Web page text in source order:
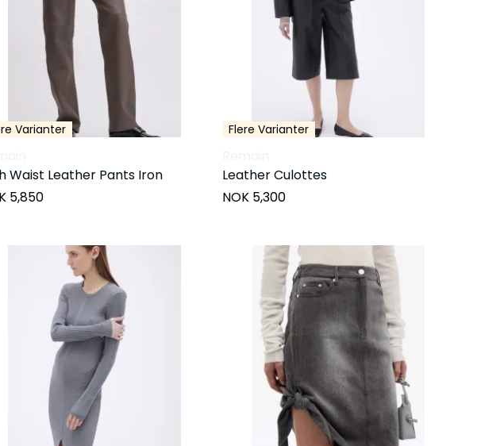
Varianter
Waist Leather Pants Iron
5,850
Flere Varianter
Leather Culottes
NOK 5,300